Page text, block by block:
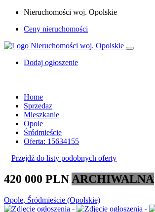
Nieruchomości woj. Opolskie
Ceny nieruchomości
Dodaj ogłoszenie
Home
Sprzedaz
Mieszkanie
Opole
Śródmieście
Oferta: 15634155
Przejdź do listy podobnych oferty
420 000 PLN ARCHIWALNA
Opole, Śródmieście (Opolskie)